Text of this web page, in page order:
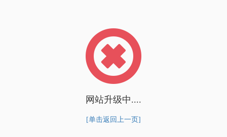
网站升级中....
[单击返回上一页]